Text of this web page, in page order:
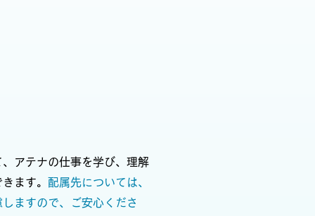
アテナの仕事を学び、理解
ます。 配属先については、
ますので、ご安心くださ